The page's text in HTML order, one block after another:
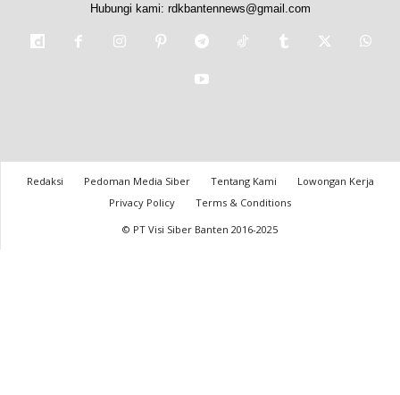
Hubungi kami: rdkbantennews@gmail.com
Redaksi Pedoman Media Siber Tentang Kami
Lowongan Kerja
Privacy Policy
Terms & Conditions
© PT Visi Siber Banten 2016-2025